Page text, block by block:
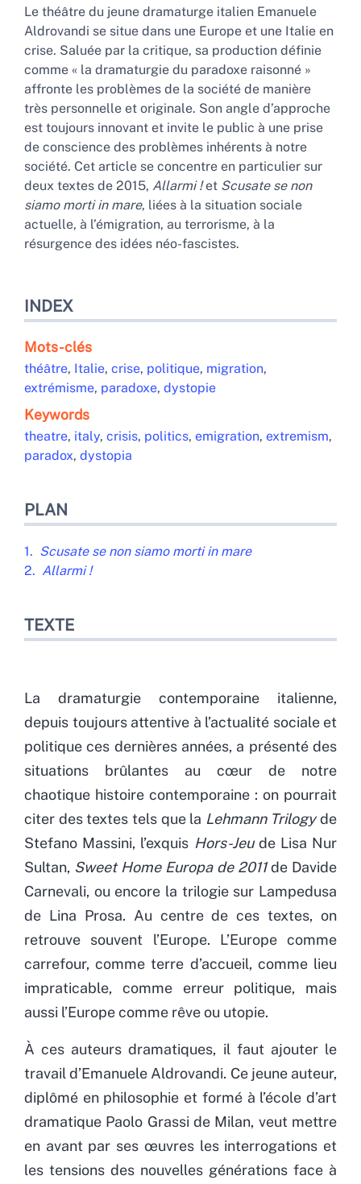
Texte
Bibliographie
Citer cet article
Auteur
Le théâtre du jeune dramaturge italien Emanuele
Aldrovandi se situe dans une Europe et une Italie en
crise. Saluée par la critique, sa production définie
comme « la dramaturgie du paradoxe raisonné »
affronte les problèmes de la société de manière
très personnelle et originale. Son angle d’approche
est toujours innovant et invite le public à une prise
de conscience des problèmes inhérents à notre
société. Cet article se concentre en particulier sur
deux textes de 2015, Allarmi !et Scusate se non
siamo morti in mare, liées à la situation sociale
actuelle, à l’émigration, au terrorisme, à la
résurgence des idées néo-fascistes.
INDEX
Mots-clés
théâtre, Italie, crise, politique, migration,
extrémisme, paradoxe, dystopie
Keywords
theatre, italy, crisis, politics, emigration, extremism,
paradox, dystopia
PLAN
1. Scusate se non siamo morti in mare
2. Allarmi !
TEXTE
La dramaturgie contemporaine italienne,
depuis toujours attentive à l’actualité sociale et
politique ces dernières années, a présenté des
situations brûlantes au cœur de notre
chaotique histoire contemporaine : on pourrait
citer des textes tels que la Lehmann Trilogyde
Stefano Massini, l’exquis Hors-Jeude Lisa Nur
Sultan, Sweet Home Europa de 2011de Davide
Carnevali, ou encore la trilogie sur Lampedusa
de Lina Prosa. Au centre de ces textes, on
retrouve souvent l’Europe. L’Europe comme
carrefour, comme terre d’accueil, comme lieu
impraticable, comme erreur politique, mais
aussi l’Europe comme rêve ou utopie.
À ces auteurs dramatiques, il faut ajouter le
travail d’Emanuele Aldrovandi. Ce jeune auteur,
diplômé en philosophie et formé à l’école d’art
dramatique Paolo Grassi de Milan, veut mettre
en avant par ses œuvres les interrogations et
les tensions des nouvelles générations face à